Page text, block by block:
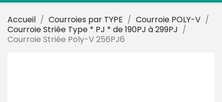
Accueil Courroies par TYPE
Courroie POLY-V
Courroie Striée Type * PJ * de 190PJ à 299PJ
Courroie Striée Poly-V 256PJ6